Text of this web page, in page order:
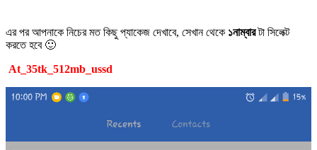
এর পর আপনাকে নিচের মত কিছু প্যাকেজ দেখাবে, সেখান থেকে ১নাম্বারটা সিলেক্ট
করতে হবে 🙂
At_35tk_512mb_ussd